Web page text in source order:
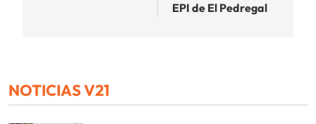
EPI de El Pedregal
NOTICIAS V21